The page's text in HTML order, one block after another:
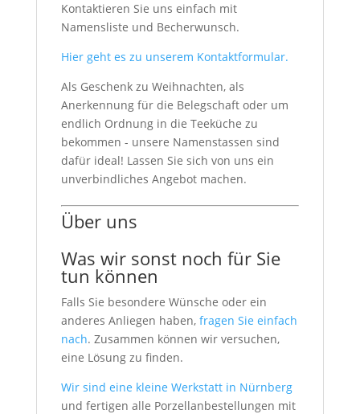
Kontaktieren Sie uns einfach mit
Namensliste und Becherwunsch.
Hier geht es zu unserem Kontaktformular.
Als Geschenk zu Weihnachten, als
Anerkennung für die Belegschaft oder um
endlich Ordnung in die Teeküche zu
bekommen - unsere Namenstassen sind
dafür ideal! Lassen Sie sich von uns ein
unverbindliches Angebot machen.
Über uns
Was wir sonst noch für Sie
tun können
Falls Sie besondere Wünsche oder ein
anderes Anliegen haben, fragen Sie einfach
nach. Zusammen können wir versuchen,
eine Lösung zu finden.
Wir sind eine kleine Werkstatt in Nürnberg
und fertigen alle Porzellanbestellungen mit